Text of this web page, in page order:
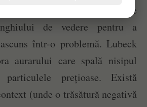
este procesul de
de vedere pentru a
într-o problemă. Lubeck
aurarului care spală nisipul
prețioase. Există
(unde o trăsătură negativă